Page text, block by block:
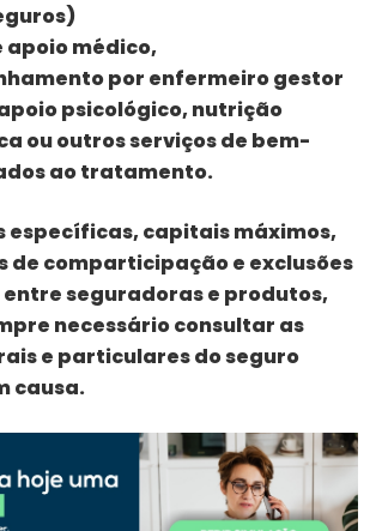
apoio médico,
por enfermeiro gestor
psicológico, nutrição
ou outros serviços de bem-
ao tratamento.
específicas, capitais máximos,
de comparticipação e exclusões
seguradoras e produtos,
necessário consultar as
e particulares do seguro
causa.